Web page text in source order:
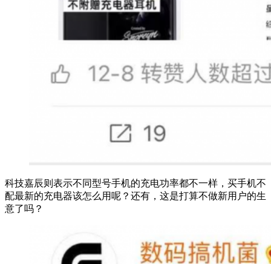
科技嘉辰则表示不同型号手机的充电功率都不一样，买手机不
配最新的充电器该怎么用呢？还有，这是打算不做新用户的生
意了吗？